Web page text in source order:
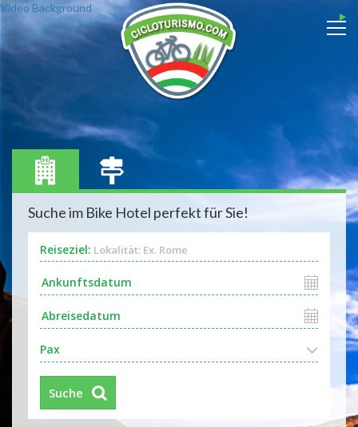
Video Background
Suche im Bike Hotel perfekt für Sie!
Reiseziel: Lokalität: Ex. Rome
Pax
Suche